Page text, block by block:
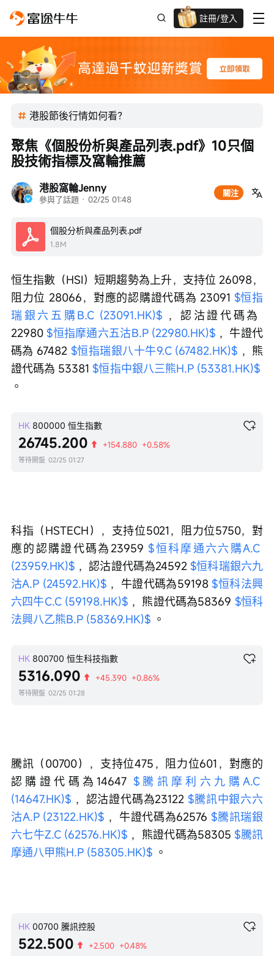
註冊/登入
高達過千蚊獎賞
港股節後行情如何看？
港股窩輪Jenny
參與了話題 · 02/25 01:48
關注
聚焦《個股份析與產品列表.pdf》10只個
股技術指標及窩輪推薦
個股分析與產品列表.pdf
1.8M
恒生指數（HSI）短期趨勢為上升，支持位 26098，
阻力位 28066，對應的認購證代碼為 23091 $恒指
瑞銀六五購B.C (23091.HK)$ ，認沽證代碼為
22980 $恒指摩通六五沽B.P (22980.HK)$ ，牛證代
碼為 67482 $恒指瑞銀八十牛9.C (67482.HK)$ ，熊
證代碼為 53381 $恒指中銀八三熊H.P (53381.HK)$
。
HK 800000 恒生指數
26745.200 +154.880 +0.58%
等待開盤 02/25 01:27
科指（HSTECH），支持位5021，阻力位5750，對
應的認購證代碼為23959 $恒科摩通六六購A.C
(23959.HK)$ ，認沽證代碼為24592 $恒科瑞銀六九
沽A.P (24592.HK)$ ，牛證代碼為59198 $恒科法興
六四牛C.C (59198.HK)$ ，熊證代碼為58369 $恒科
法興八乙熊B.P (58369.HK)$ 。
HK 800700 恒生科技指數
5316.090 +45.390 +0.86%
等待開盤 02/25 01:28
騰訊（00700），支持位475，阻力位601，對應的
認購證代碼為14647 $騰訊摩利六九購A.C
(14647.HK)$ ，認沽證代碼為23122 $騰訊中銀六六
沽A.P (23122.HK)$ ，牛證代碼為62576 $騰訊瑞銀
六七牛Z.C (62576.HK)$ ，熊證代碼為58305 $騰訊
摩通八甲熊H.P (58305.HK)$ 。
HK 00700 騰訊控股
522.500 +2.500 +0.48%